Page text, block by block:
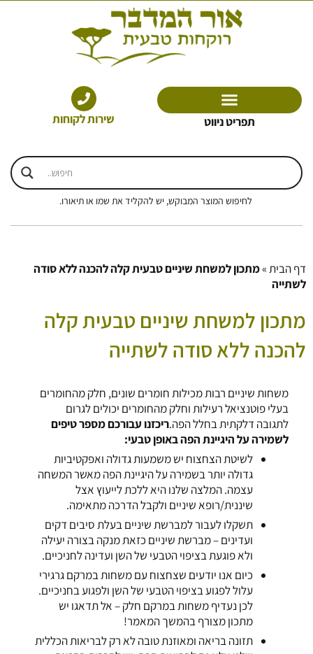
תפריט ניווט שירות לקוחות
לחיפוש המוצר המבוקש, יש להקליד את שמו או תיאורו.
דף הבית»מתכון למשחת שיניים טבעית קלה להכנה ללא סודה
לשתייה
מתכון למשחת שיניים טבעית קלה
להכנה ללא סודה לשתייה
משחות שיניים רבות מכילות חומרים שונים, חלק מהחומרים
בעלי פוטנציאל רעילות וחלק מהחומרים יכולים לגרום
לתגובה דלקתית בחלל הפה.ריכזנו עבורכם מספר טיפים
לשמירה על היגיינת הפה באופן טבעי:
לשיטת הצחצוח יש משמעות גדולה ואפקטיביות
גדולה יותר בשמירה על היגיינת הפה מאשר המשחה
עצמה. המלצה שלנו היא ללכת לייעוץ אצל
שיננית/רופא שיניים ולקבל הדרכה מתאימה.
תשקלו לעבור למברשת שיניים בעלת סיבים דקים
ועדינים – מברשת שיניים כזאת מנקה בצורה יעילה
ולא פוגעת בציפוי הטבעי של השן ועדינה לחניכיים.
כיום אנו יודעים שצחצוח עם משחות במרקם גרגירי
עלול לפגוע בציפוי הטבעי של השן ולפגוע בחניכיים.
לכן נעדיף משחות במרקם חלק – אל תדאגו יש
מתכון מצורף בהמשך המאמר!
תזונה בריאה ומאוזנת טובה לא רק לבריאות הכללית